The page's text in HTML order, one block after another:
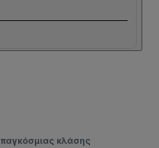
κλάσης